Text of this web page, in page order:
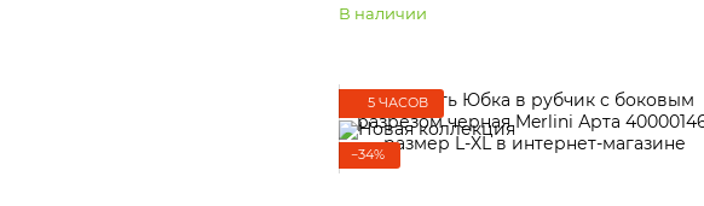
В наличии
5 ЧАСОВ
−34%